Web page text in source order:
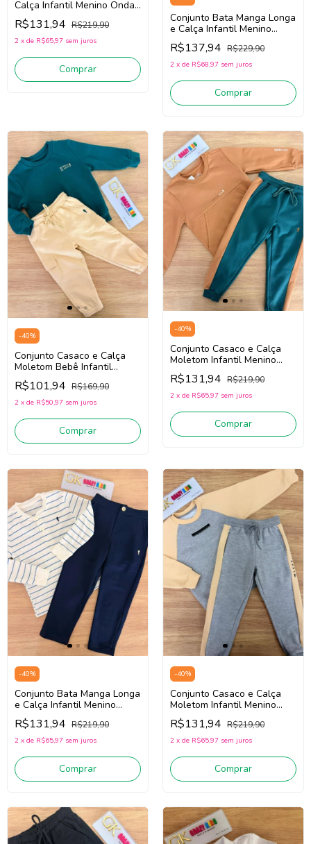
Calça Infantil Menino Onda
Verde 1261066 (Verde)
R$131,94 R$219,90
2 x de R$65,97 sem juros
Comprar
Conjunto Bata Manga Longa
e Calça Infantil Menino
Onda Marinha 1261057
(Marinho/Verde)
R$137,94 R$229,90
2 x de R$68,97 sem juros
Comprar
-40%
Conjunto Casaco e Calça
Moletom Bebê Infantil
Menino Onda Marinha
1261026 (Verde/Bege)
R$101,94 R$169,90
2 x de R$50,97 sem juros
Comprar
-40%
Conjunto Casaco e Calça
Moletom Infantil Menino
Onda Marinha 1261065
(Bege/Verde)
R$131,94 R$219,90
2 x de R$65,97 sem juros
Comprar
-40%
Conjunto Bata Manga Longa
e Calça Infantil Menino
Onda Marinha 1261056
(Creme/Marinho)
R$131,94 R$219,90
2 x de R$65,97 sem juros
Comprar
-40%
Conjunto Casaco e Calça
Moletom Infantil Menino
Onda Marinha 1261063
(Cinza/Bege Claro)
R$131,94 R$219,90
2 x de R$65,97 sem juros
Comprar